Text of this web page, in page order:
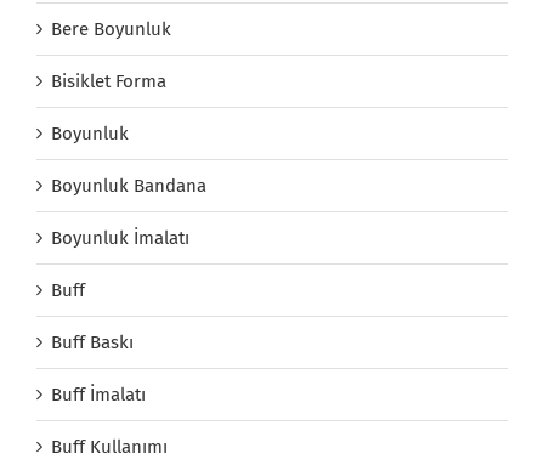
Bere Boyunluk
Bisiklet Forma
Boyunluk
Boyunluk Bandana
Boyunluk İmalatı
Buff
Buff Baskı
Buff İmalatı
Buff Kullanımı